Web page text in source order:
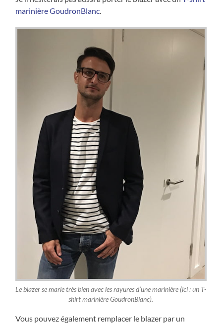
marinière GoudronBlanc.
Le blazer se marie très bien avec les rayures d’une marinière (ici : un T-
shirt marinière GoudronBlanc).
Vous pouvez également remplacer le blazer par un